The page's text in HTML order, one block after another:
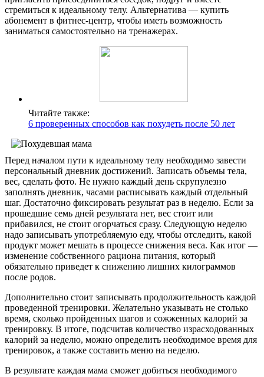
стремиться к идеальному телу. Альтернатива — купить
абонемент в фитнес-центр, чтобы иметь возможность
заниматься самостоятельно на тренажерах.
Читайте также:
6 проверенных способов как похудеть после 50 лет
Перед началом пути к идеальному телу необходимо завести
персональный дневник достижений. Записать объемы тела,
вес, сделать фото. Не нужно каждый день скрупулезно
заполнять дневник, часами расписывать каждый отдельный
шаг. Достаточно фиксировать результат раз в неделю. Если за
прошедшие семь дней результата нет, вес стоит или
прибавился, не стоит огорчаться сразу. Следующую неделю
надо записывать употребляемую еду, чтобы отследить, какой
продукт может мешать в процессе снижения веса. Как итог —
изменение собственного рациона питания, который
обязательно приведет к снижению лишних килограммов
после родов.
Дополнительно стоит записывать продолжительность каждой
проведенной тренировки. Желательно указывать не столько
время, сколько пройденных шагов и сожженных калорий за
тренировку. В итоге, подсчитав количество израсходованных
калорий за неделю, можно определить необходимое время для
тренировок, а также составить меню на неделю.
В результате каждая мама сможет добиться необходимого